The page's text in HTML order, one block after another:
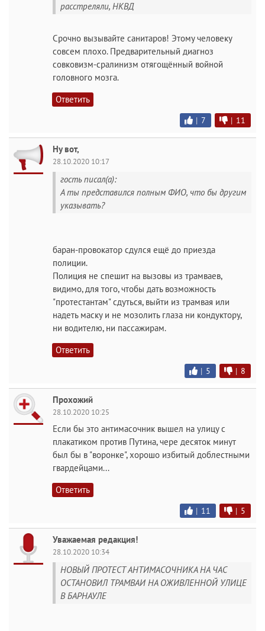
расстреляли, НКВД
Срочно вызывайте санитаров! Этому человеку
совсем плохо. Предварительный диагноз
совковизм-сралинизм отягощённый войной
головного мозга.
Ответить
| 7 | 11
Ну вот,
28.10.2020 10:17
гость писал(а):
А ты представился полным ФИО, что бы другим
указывать?
баран-провокатор сдулся ещё до приезда
полиции.
Полиция не спешит на вызовы из трамваев,
видимо, для того, чтобы дать возможность
"протестантам" сдуться, выйти из трамвая или
надеть маску и не мозолить глаза ни кондуктору,
ни водителю, ни пассажирам.
Ответить
| 5 | 8
Прохожий
28.10.2020 10:25
Если бы это антимасочник вышел на улицу с
плакатиком против Путина, чере десяток минут
был бы в "воронке", хорошо избитый доблестными
гвардейцами...
Ответить
| 11 | 5
Уважаемая редакция!
28.10.2020 10:34
НОВЫЙ ПРОТЕСТ АНТИМАСОЧНИКА НА ЧАС
ОСТАНОВИЛ ТРАМВАИ НА ОЖИВЛЕННОЙ УЛИЦЕ
В БАРНАУЛЕ